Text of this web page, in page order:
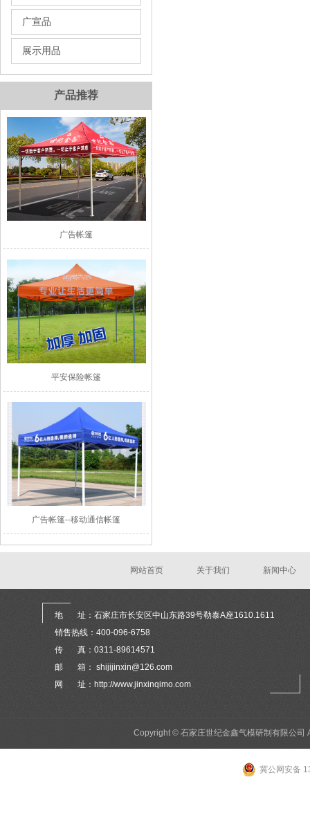
广宣品
展示用品
产品推荐
广告帐篷
平安保险帐篷
广告帐篷--移动通信帐篷
网站首页 关于我们 新闻中心
地 址：石家庄市长安区中山东路39号勒泰A座1610.1611
销售热线：400-096-6758
传 真：0311-89614571
邮 箱： shijijinxin@126.com
网 址：http://www.jinxinqimo.com
Copyright © 石家庄世纪金鑫气模研制有限公
冀公网安备